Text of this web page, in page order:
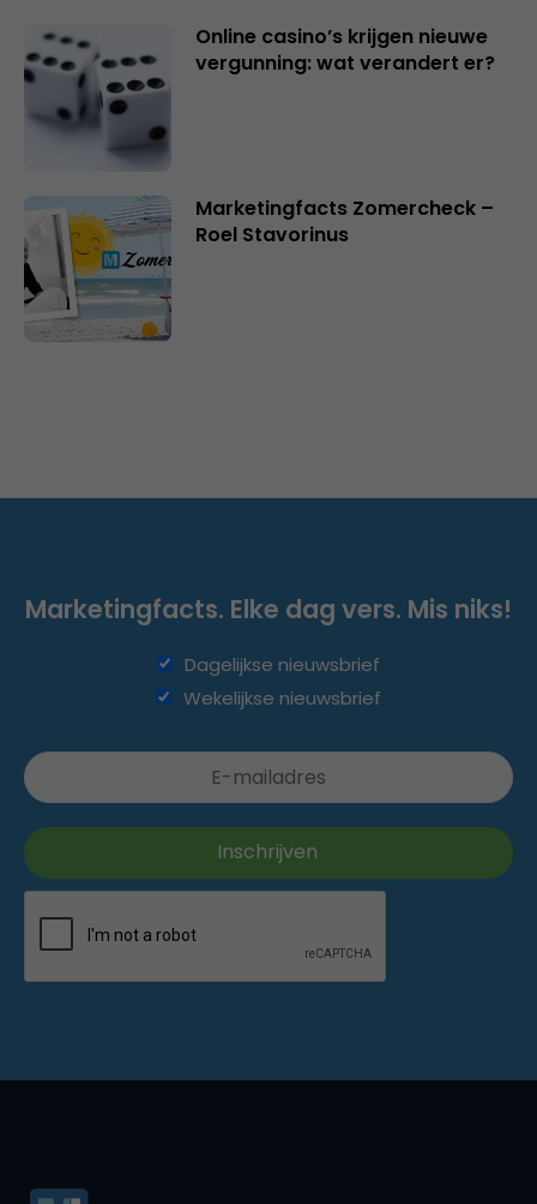
Online casino’s krijgen nieuwe
vergunning: wat verandert er?
Marketingfacts Zomercheck –
Roel Stavorinus
Marketingfacts. Elke dag vers. Mis niks!
Dagelijkse nieuwsbrief
Wekelijkse nieuwsbrief